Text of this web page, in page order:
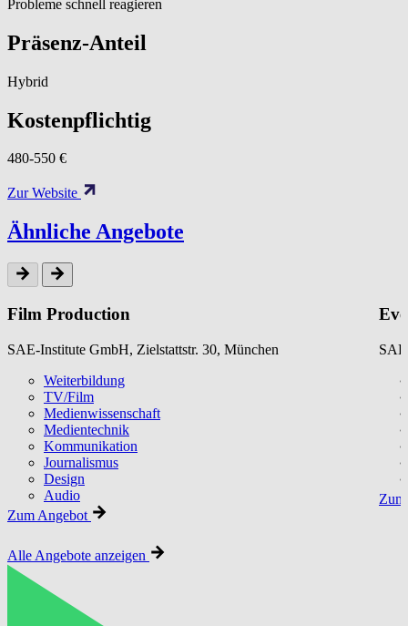
Probleme schnell reagieren
Präsenz-Anteil
Hybrid
Kostenpflichtig
480-550 €
Zur Website
Ähnliche Angebote
Film Production
SAE-Institute GmbH, Zielstattstr. 30, München
Weiterbildung
TV/Film
Medienwissenschaft
Medientechnik
Kommunikation
Journalismus
Design
Audio
Zum Angebot
Alle Angebote anzeigen